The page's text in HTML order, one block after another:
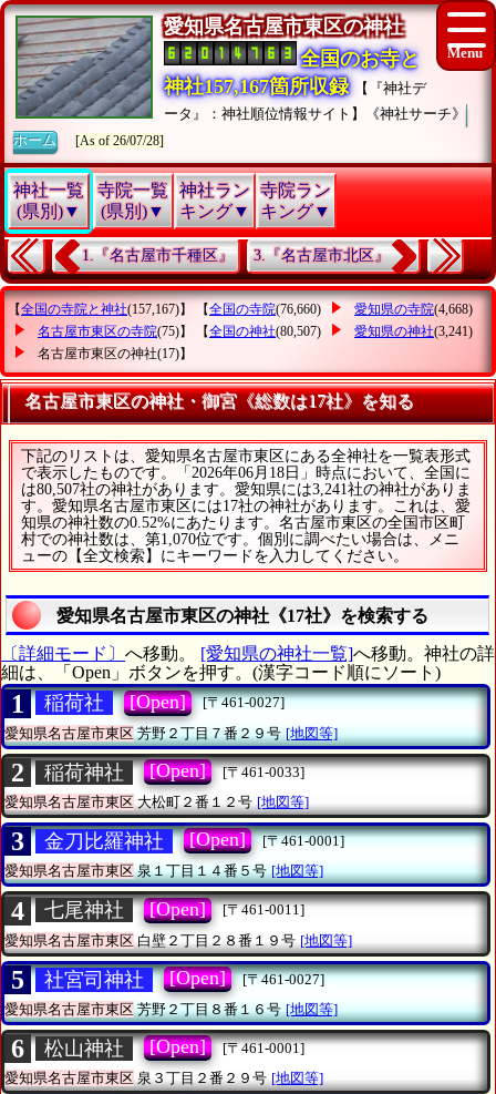
愛知県名古屋市東区の神社
全国のお寺と
神社157,167箇所収録
【『神社デ
ータ』：神社順位情報サイト】《神社サーチ》
ホーム
[As of 26/07/28]
神社一覧
(県別)▼
寺院一覧
(県別)▼
神社ラン
キング▼
寺院ラン
キング▼
1.『名古屋市千種区』 3.『名古屋市北区』
【全国の寺院と神社(157,167)】 【全国の寺院(76,660) 愛知県の寺院(4,668)
名古屋市東区の寺院(75)】 【全国の神社(80,507) 愛知県の神社(3,241)
名古屋市東区の神社(17)】
名古屋市東区の神社・御宮《総数は17社》を知る
下記のリストは、愛知県名古屋市東区にある全神社を一覧表形式
で表示したものです。「2026年06月18日」時点において、全国に
は80,507社の神社があります。愛知県には3,241社の神社がありま
す。愛知県名古屋市東区には17社の神社があります。これは、愛
知県の神社数の0.52%にあたります。名古屋市東区の全国市区町
村での神社数は、第1,070位です。個別に調べたい場合は、メニ
ューの【全文検索】にキーワードを入力してください。
愛知県名古屋市東区の神社《17社》を検索する
〔詳細モード〕 へ移動。 [愛知県の神社一覧]へ移動。神社の詳
細は、「Open」ボタンを押す。(漢字コード順にソート)
1 稲荷社 [Open]
[〒461-0027]
愛知県名古屋市東区芳野２丁目７番２９号 [地図等]
2 稲荷神社 [Open]
[〒461-0033]
愛知県名古屋市東区大松町２番１２号 [地図等]
3 金刀比羅神社 [Open]
[〒461-0001]
愛知県名古屋市東区泉１丁目１４番５号 [地図等]
4 七尾神社 [Open]
[〒461-0011]
愛知県名古屋市東区 白壁２丁目２８番１９号 [地図等]
5 社宮司神社 [Open]
[〒461-0027]
愛知県名古屋市東区芳野２丁目８番１６号 [地図等]
6 松山神社 [Open]
[〒461-0001]
愛知県名古屋市東区泉３丁目２番２９号 [地図等]